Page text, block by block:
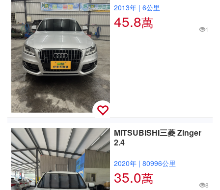
2013年 |6公里
45.8萬 1
MITSUBISHI三菱 Zinger
2.4
2020年 |80996公里
35.0萬 8